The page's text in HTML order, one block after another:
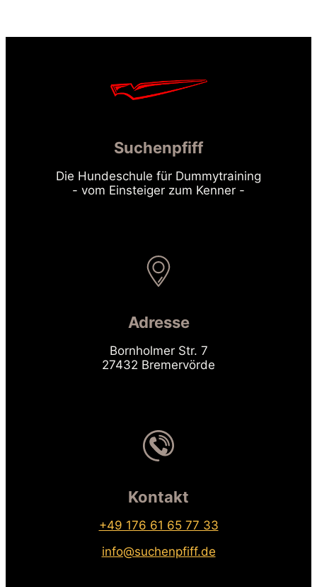
Suchenpfiff
Die Hundeschule für Dummytraining
- vom Einsteiger zum Kenner -
Adresse
Bornholmer Str. 7
27432 Bremervörde
Kontakt
+49 176 61 65 77 33
info@suchenpfiff.de